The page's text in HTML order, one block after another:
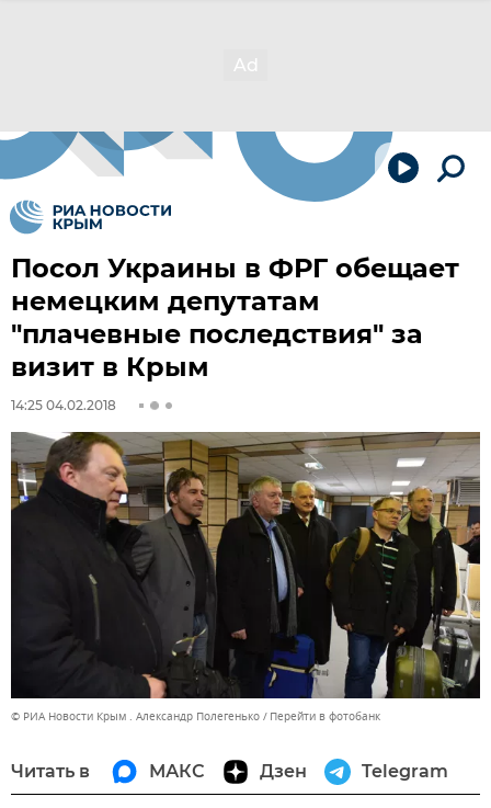
Посол Украины в ФРГ обещает
немецким депутатам
"плачевные последствия" за
визит в Крым
14:25 04.02.2018
© РИА Новости Крым . Александр Полегенько Перейти в фотобанк
Читать в МАКС Дзен Telegram